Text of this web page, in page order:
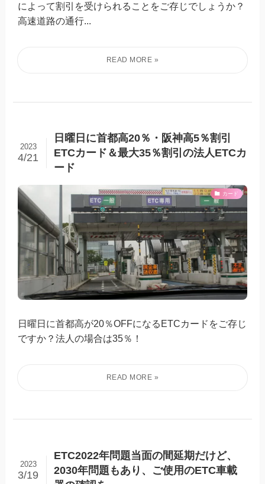
によって割引を受けられることをご存じでしょうか？
高速道路の通行...
日曜日に首都高20％・阪神高5％割引
ETCカード＆最大35％割引の法人ETCカ
ード
2023
4/21
カード
日曜日に首都高が20％OFFになるETCカードをご存じ
ですか？法人の場合は35％！
ETC2022年問題当面の間延期だけど、
2030年問題もあり、ご使用のETC車載
2023
3/19